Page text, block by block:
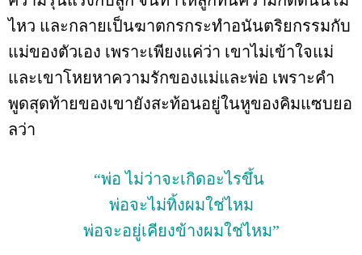
ไหว และกลายเป็นฆาตกรกระทำอนันตริยกรรมกับ
แม่ของตัวเอง เพราะเพียงแค่ว่า เขาไม่เข้าใจแม่
และเขาโหยหาความรักของแม่และพ่อ เพราะคำ
พูดสุดท้ายของเขายังสะท้อนอยู่ในหูของคิมแซบยอ
ลว่า
“พ่อ ไม่ว่าจะเกิดอะไรขึ้น
พ่อจะไม่ทิ้งผมใช่ไหม
พ่อจะอยู่เคียงข้างผมใช่ไหม”